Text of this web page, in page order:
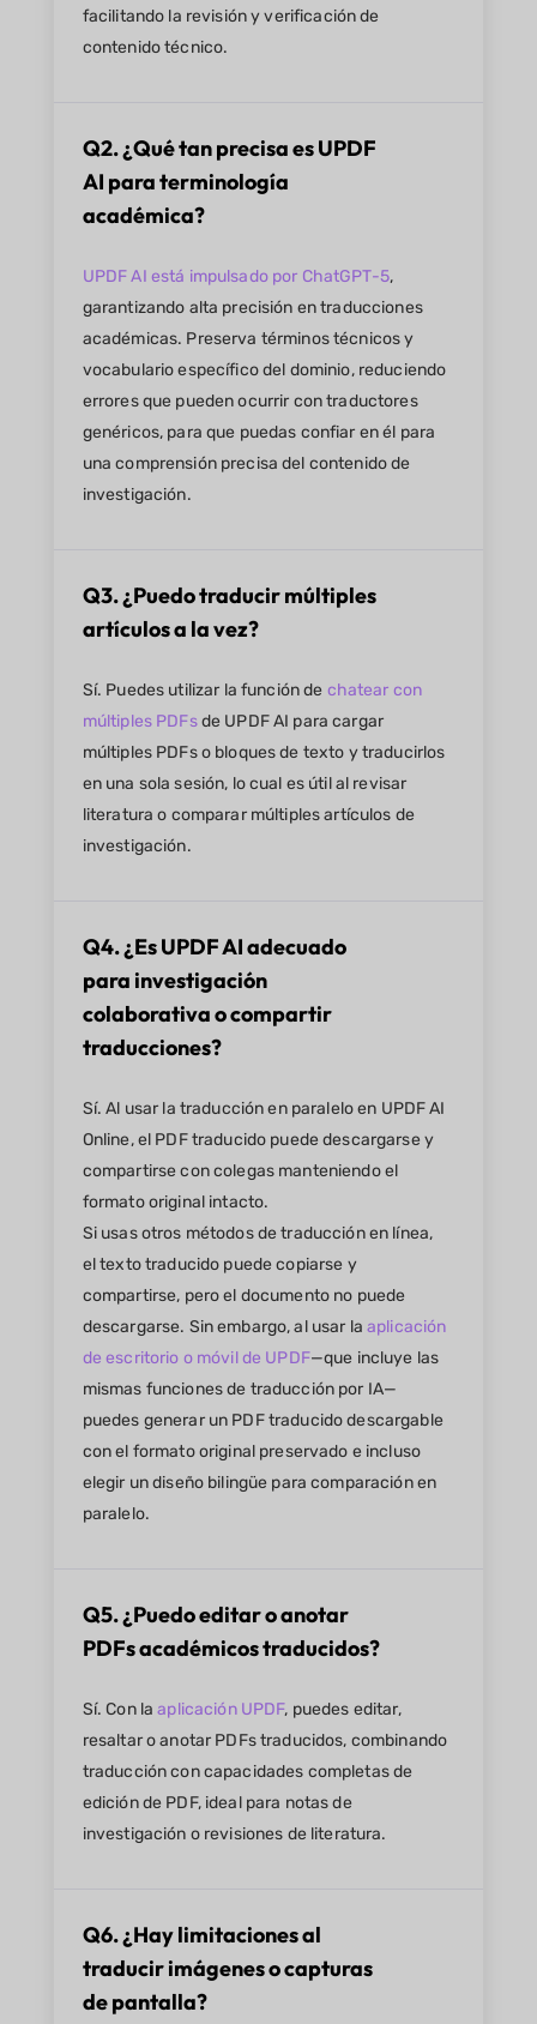
facilitando la revisión y verificación de
contenido técnico.
Q2. ¿Qué tan precisa es UPDF
AI para terminología
académica?
UPDF AI está impulsado por ChatGPT-5,
garantizando alta precisión en traducciones
académicas. Preserva términos técnicos y
vocabulario específico del dominio, reduciendo
errores que pueden ocurrir con traductores
genéricos, para que puedas confiar en él para
una comprensión precisa del contenido de
investigación.
Q3. ¿Puedo traducir múltiples
artículos a la vez?
Sí. Puedes utilizar la función de chatear con
múltiples PDFsde UPDF AI para cargar
múltiples PDFs o bloques de texto y traducirlos
en una sola sesión, lo cual es útil al revisar
literatura o comparar múltiples artículos de
investigación.
Q4. ¿Es UPDF AI adecuado
para investigación
colaborativa o compartir
traducciones?
Sí. Al usar la traducción en paralelo en UPDF AI
Online, el PDF traducido puede descargarse y
compartirse con colegas manteniendo el
formato original intacto.
Si usas otros métodos de traducción en línea,
el texto traducido puede copiarse y
compartirse, pero el documento no puede
descargarse. Sin embargo, al usar la aplicación
de escritorio o móvil de UPDF—que incluye las
mismas funciones de traducción por IA—
puedes generar un PDF traducido descargable
con el formato original preservado e incluso
elegir un diseño bilingüe para comparación en
paralelo.
Q5. ¿Puedo editar o anotar
PDFs académicos traducidos?
Sí. Con laaplicación UPDF, puedes editar,
resaltar o anotar PDFs traducidos, combinando
traducción con capacidades completas de
edición de PDF, ideal para notas de
investigación o revisiones de literatura.
Q6. ¿Hay limitaciones al
traducir imágenes o capturas
de pantalla?